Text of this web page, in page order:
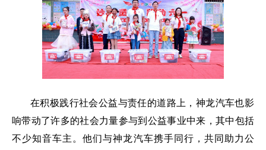
在积极践行社会公益与责任的道路上，神龙汽车也影
响带动了许多的社会力量参与到公益事业中来，其中包括
不少知音车主。他们与神龙汽车携手同行，共同助力公